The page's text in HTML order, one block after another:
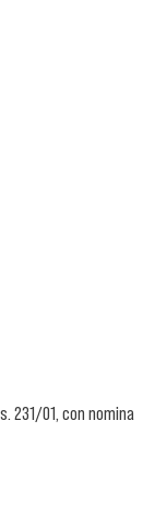
231/01, con nomina